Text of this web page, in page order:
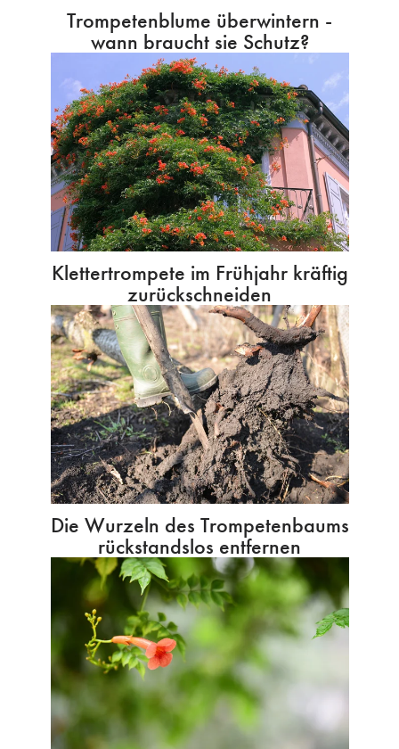
Trompetenblume überwintern -
wann braucht sie Schutz?
Klettertrompete im Frühjahr kräftig
zurückschneiden
Die Wurzeln des Trompetenbaums
rückstandslos entfernen